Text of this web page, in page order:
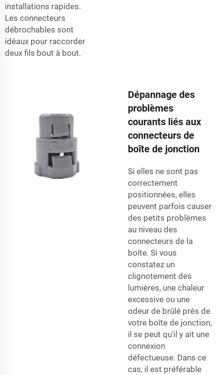
installations rapides.
Les connecteurs
débrochables sont
idéaux pour raccorder
deux fils bout à bout.
Dépannage des
problèmes
courants liés aux
connecteurs de
boîte de jonction
Si elles ne sont pas
correctement
positionnées, elles
peuvent parfois causer
des petits problèmes
au niveau des
connecteurs de la
boîte. Si vous
constatez un
clignotement des
lumières, une chaleur
excessive ou une
odeur de brûlé près de
votre boîte de jonction,
il se peut qu'il y ait une
connexion
défectueuse. Dans ce
cas, il est préférable